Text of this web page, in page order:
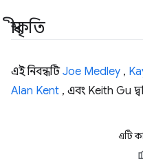
স্বীকৃতি
এই নিবন্ধটিJoe Medley ,
Alan Kent , এবং Keith Gu
এটি